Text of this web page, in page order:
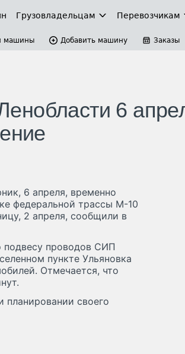
Грузовладельцам Перевозчикам
машины Добавить машину Заказы
6
6 апреля, временно
федеральной трассы М-10
2 апреля, сообщили в
подвесу проводов СИП
пункте Ульяновка
Отмечается, что
своего